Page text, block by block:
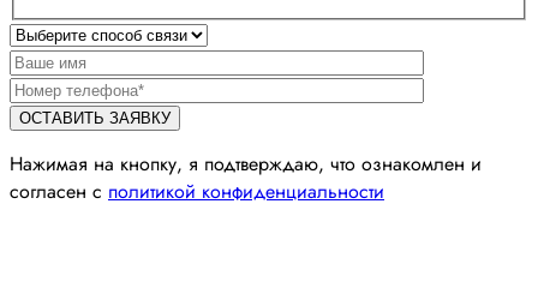
Нажимая на кнопку, я подтверждаю, что ознакомлен и
согласен с политикой конфиденциальности